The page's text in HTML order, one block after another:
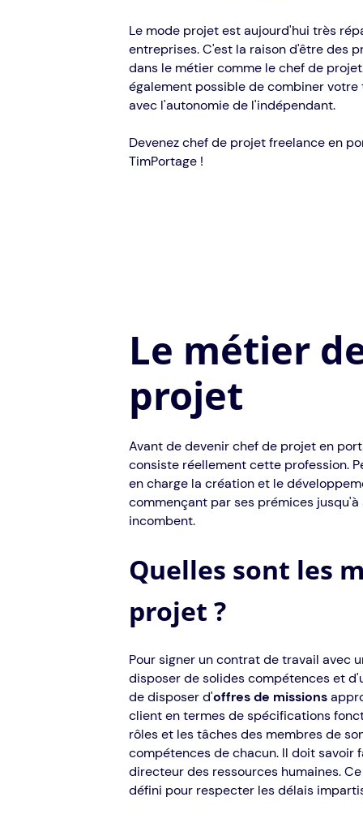
Le mode projet est aujourd'hui très
entreprises. C'est la raison d'être des
dans le métier comme le chef de
également possible de combiner
avec l'autonomie de l'indépendant.
Devenez chef de projet freelance en
TimPortage !
Le métier
projet
Avant de devenir chef de projet en
consiste réellement cette profession.
en charge la création et le
commençant par ses prémices
incombent.
Quelles sont les
projet ?
Pour signer un contrat de travail avec
disposer de solides compétences et
de disposer d'offres de missions
client en termes de spécifications
rôles et les tâches des membres de
compétences de chacun. Il doit savoir
directeur des ressources humaines.
défini pour respecter les délais